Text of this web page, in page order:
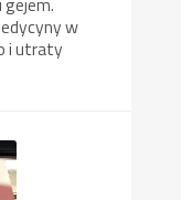
w
i utraty